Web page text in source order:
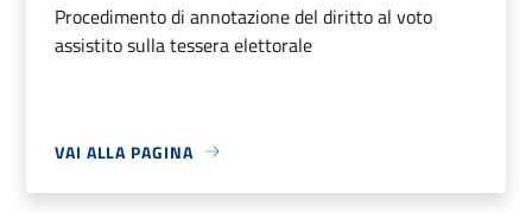
Procedimento di annotazione del diritto al voto
assistito sulla tessera elettorale
VAI ALLA PAGINA